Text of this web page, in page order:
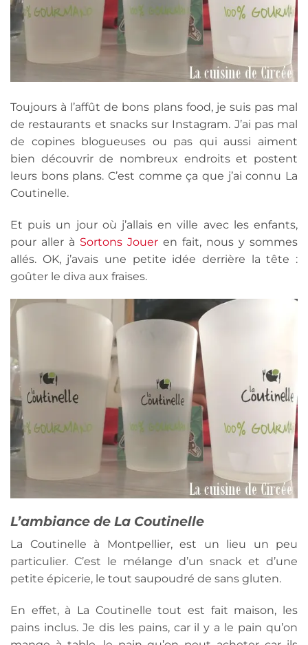
Toujours à l’affût de bons plans food, je suis pas mal
de restaurants et snacks sur Instagram. J’ai pas mal
de copines blogueuses ou pas qui aussi aiment
bien découvrir de nombreux endroits et postent
leurs bons plans. C’est comme ça que j’ai connu La
Coutinelle.
Et puis un jour où j’allais en ville avec les enfants,
pour aller à Sortons Jouer en fait, nous y sommes
allés. OK, j’avais une petite idée derrière la tête :
goûter le diva aux fraises.
L’ambiance de La Coutinelle
La Coutinelle à Montpellier, est un lieu un peu
particulier. C’est le mélange d’un snack et d’une
petite épicerie, le tout saupoudré de sans gluten.
En effet, à La Coutinelle tout est fait maison, les
pains inclus. Je dis les pains, car il y a le pain qu’on